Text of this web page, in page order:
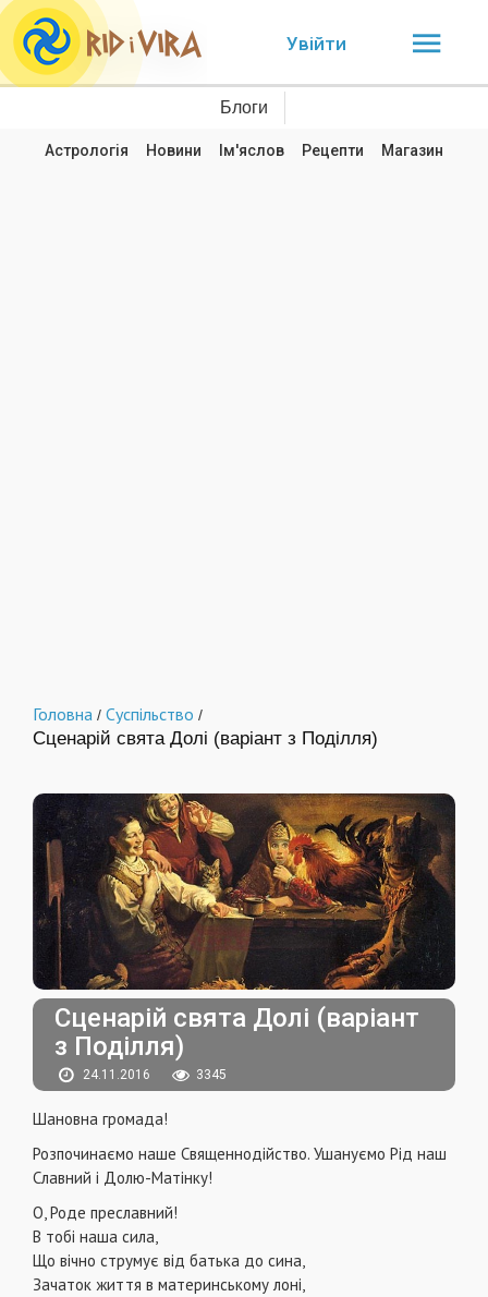
Увійти
Блоги
Астрологія Новини Ім'яслов Рецепти Магазин
Головна / Суспільство /
Сценарій свята Долі (варіант з Поділля)
Сценарій свята Долі (варіант
з Поділля)
24.11.2016 3345
Шановна громада!
Розпочинаємо наше Священнодійство. Ушануємо Рід наш
Славний і Долю-Матінку!
О, Роде преславний!
В тобі наша сила,
Що вічно струмує від батька до сина,
Зачаток життя в материнському лоні,